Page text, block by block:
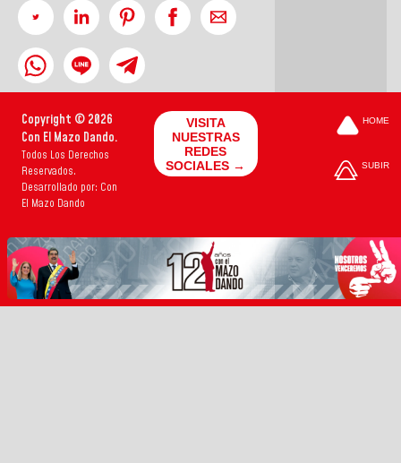
Copyright © 2026
Con El Mazo Dando.
Todos Los Derechos
Reservados.
Desarrollado por: Con
El Mazo Dando
VISITA
NUESTRAS
REDES
SOCIALES →
HOME
SUBIR